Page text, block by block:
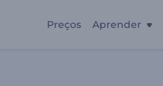
Preços Aprender